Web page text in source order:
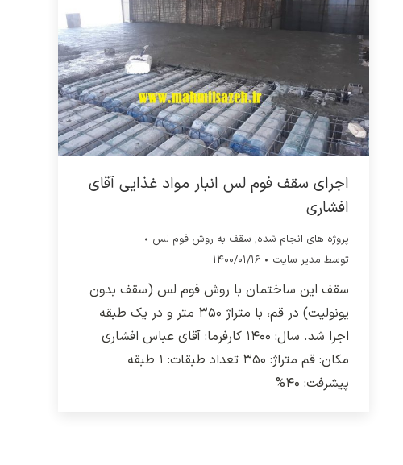
اجرای سقف فوم لس انبار مواد غذایی آقای
افشاری
پروژه های انجام شده, سقف به روش فوم لس
توسط مدیر سایت ۱۴۰۰/۰۱/۱۶
سقف این ساختمان با روش فوم لس (سقف بدون
یونولیت) در قم، با متراژ ۳۵۰ متر و در یک طبقه
اجرا شد. سال: ۱۴۰۰ کارفرما: آقای عباس افشاری
مکان: قم متراژ: ۳۵۰ تعداد طبقات: ۱ طبقه
پیشرفت: ۴۰%